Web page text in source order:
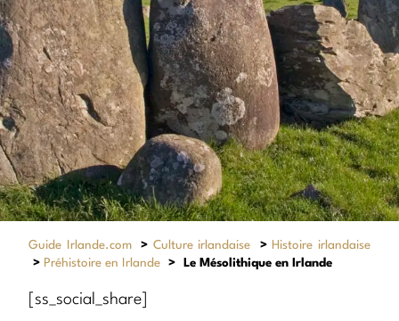
Guide Irlande.com > Culture irlandaise > Histoire irlandaise
> Préhistoire en Irlande > Le Mésolithique en Irlande
[ss_social_share]